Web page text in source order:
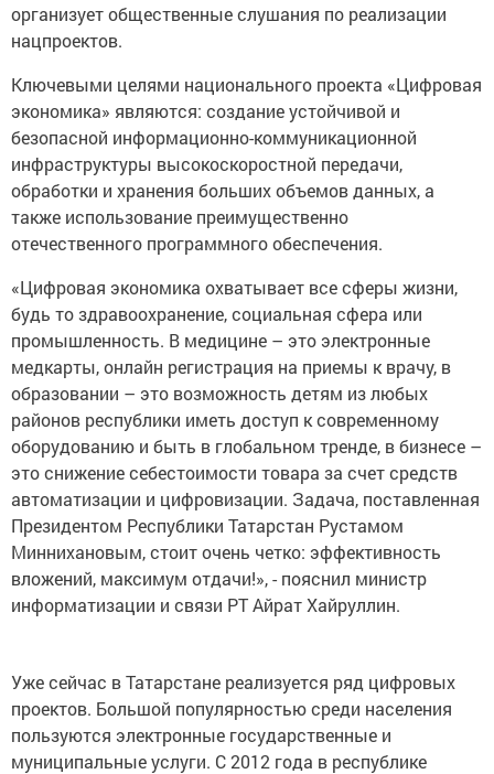
организует общественные слушания по реализации
нацпроектов.
Ключевыми целями национального проекта «Цифровая
экономика» являются: создание устойчивой и
безопасной информационно-коммуникационной
инфраструктуры высокоскоростной передачи,
обработки и хранения больших объемов данных, а
также использование преимущественно
отечественного программного обеспечения.
«Цифровая экономика охватывает все сферы жизни,
будь то здравоохранение, социальная сфера или
промышленность. В медицине – это электронные
медкарты, онлайн регистрация на приемы к врачу, в
образовании – это возможность детям из любых
районов республики иметь доступ к современному
оборудованию и быть в глобальном тренде, в бизнесе –
это снижение себестоимости товара за счет средств
автоматизации и цифровизации. Задача, поставленная
Президентом Республики Татарстан Рустамом
Миннихановым, стоит очень четко: эффективность
вложений, максимум отдачи!», - пояснил министр
информатизации и связи РТ Айрат Хайруллин.
Уже сейчас в Татарстане реализуется ряд цифровых
проектов. Большой популярностью среди населения
пользуются электронные государственные и
муниципальные услуги. С 2012 года в республике